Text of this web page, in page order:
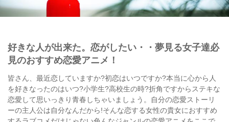
好きな人が出来た。恋がしたい・・夢見る女子達必
見のおすすめ恋愛アニメ！
皆さん、最近恋していますか?初恋はいつですか?本当に心から人
を好きなったのはいつ?小学生?高校生の時?折角ですからステキな
恋愛して思いっきり青春しちゃいましょう。自分の恋愛ストーリ
ーの主人公は自分なんだから!そんな恋する女性の貴女におすすめ